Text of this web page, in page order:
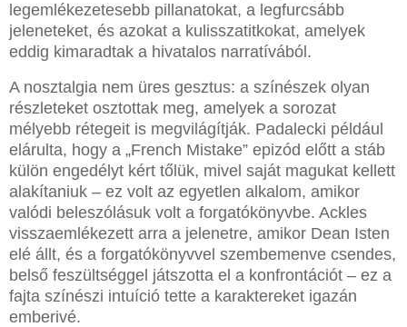
legemlékezetesebb pillanatokat, a legfurcsább
jeleneteket, és azokat a kulisszatitkokat, amelyek
eddig kimaradtak a hivatalos narratívából.
A nosztalgia nem üres gesztus: a színészek olyan
részleteket osztottak meg, amelyek a sorozat
mélyebb rétegeit is megvilágítják. Padalecki például
elárulta, hogy a „French Mistake” epizód előtt a stáb
külön engedélyt kért tőlük, mivel saját magukat kellett
alakítaniuk – ez volt az egyetlen alkalom, amikor
valódi beleszólásuk volt a forgatókönyvbe. Ackles
visszaemlékezett arra a jelenetre, amikor Dean Isten
elé állt, és a forgatókönyvvel szembemenve csendes,
belső feszültséggel játszotta el a konfrontációt – ez a
fajta színészi intuíció tette a karaktereket igazán
emberivé.